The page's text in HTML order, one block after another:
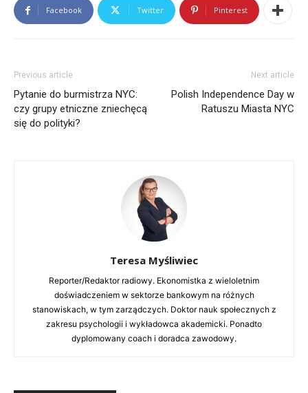
Facebook Twitter Pinterest
Previous article
Pytanie do burmistrza NYC:
czy grupy etniczne zniechęcą
się do polityki?
Next article
Polish Independence Day w
Ratuszu Miasta NYC
Teresa Myśliwiec
Reporter/Redaktor radiowy. Ekonomistka z wieloletnim
doświadczeniem w sektorze bankowym na różnych
stanowiskach, w tym zarządczych. Doktor nauk społecznych z
zakresu psychologii i wykładowca akademicki. Ponadto
dyplomowany coach i doradca zawodowy.